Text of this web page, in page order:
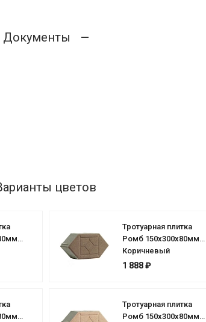
Документы
цветов
Тротуарная плитка
Ромб 150х300х80мм
Коричневый
1 888 ₽
Тротуарная плитка
Ромб 150х300х80мм